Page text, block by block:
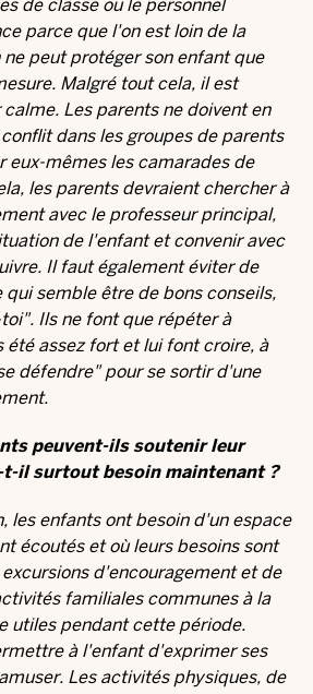
de classe ou le personnel
parce que l'on est loin de la
peut protéger son enfant que
Malgré tout cela, il est
Les parents ne doivent en
dans les groupes de parents
eux-mêmes les camarades de
les parents devraient chercher à
avec le professeur principal,
de l'enfant et convenir avec
Il faut également éviter de
semble être de bons conseils,
Ils ne font que répéter à
assez fort et lui font croire, à
défendre" pour se sortir d'une
peuvent-ils soutenir leur
t-il surtout besoin maintenant ?
les enfants ont besoin d'un espace
écoutés et où leurs besoins sont
d'encouragement et de
familiales communes à la
utiles pendant cette période.
à l'enfant d'exprimer ses
Les activités physiques, de